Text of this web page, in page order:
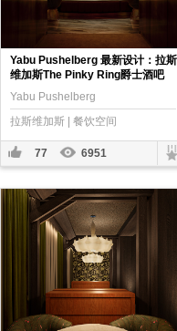
Yabu Pushelberg 最新设计：拉斯
维加斯The Pinky Ring爵士酒吧
Yabu Pushelberg
拉斯维加斯 | 餐饮空间
77 6951